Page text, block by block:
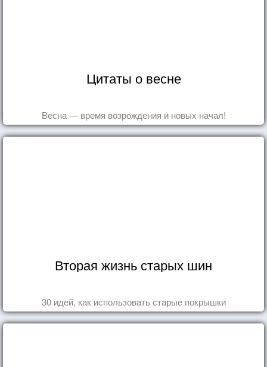
Цитаты о весне
Весна — время возрождения и новых начал!
Вторая жизнь старых шин
30 идей, как использовать старые покрышки